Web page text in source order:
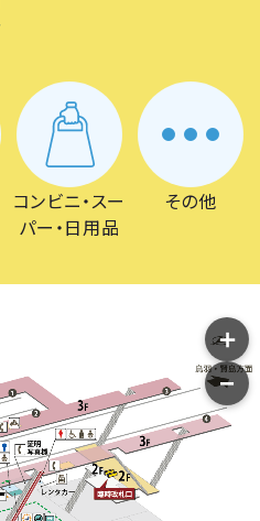
コンビニ・スー
パー・日用品
その他
＋
−